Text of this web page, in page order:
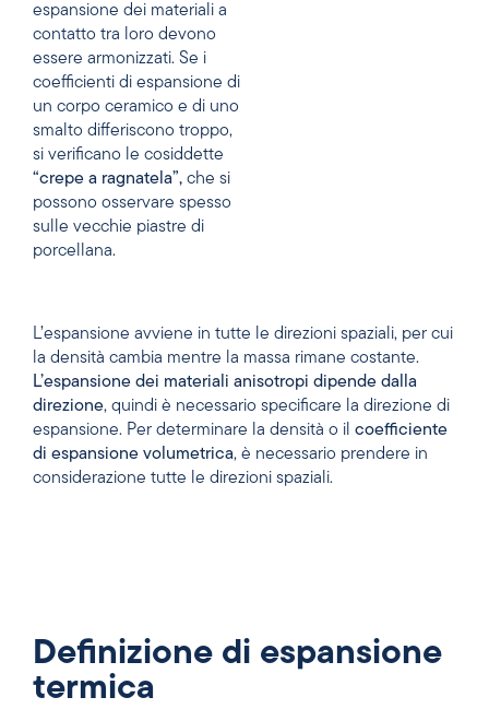
espansione dei materiali a
contatto tra loro devono
essere armonizzati. Se i
coefficienti di espansione di
un corpo ceramico e di uno
smalto differiscono troppo,
si verificano le cosiddette
“crepe a ragnatela”, che si
possono osservare spesso
sulle vecchie piastre di
porcellana.
L’espansione avviene in tutte le direzioni spaziali, per cui
la densità cambia mentre la massa rimane costante.
L’espansione dei materiali anisotropi dipende dalla
direzione, quindi è necessario specificare la direzione di
espansione. Per determinare la densità o il coefficiente
di espansione volumetrica, è necessario prendere in
considerazione tutte le direzioni spaziali.
Definizione di espansione
termica